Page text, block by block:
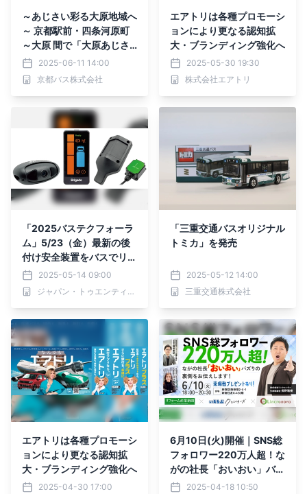
～あじさい彩る大原地域へ
～ 京都駅前・四条河原町
～大原 間で「大原あじさ
いバス」を臨時運行します
2025-06-11 14:00
京都バス株式会社
エアトリは各種プロモーシ
ョンにより更なる認知拡
大・ブランディング強化へ
2025-05-30 19:30
株式会社エアトリ
「2025バステクフォーラ
ム」5/23（金）最新の後
付け安全装置をバスでリア
ルに体感！―ジャパン・ト
ゥエンティワン株式会社―
2025-05-14 09:00
ジャパン・トゥエンティワン株式会社
「三重交通バスオリジナル
トミカ」を発売
2025-05-12 14:00
三重交通株式会社
エアトリは各種プロモーシ
ョンにより更なる認知拡
大・ブランディング強化へ
2025-04-30 17:00
6月10日(火)開催｜SNS総
フォロワー220万人超！な
がの社長「おいおい」バズ
りの裏側をお伝えします！
2025-04-18 10:50